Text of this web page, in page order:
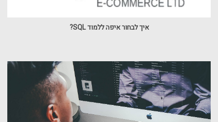
איך לבחור איפה ללמוד SQL?